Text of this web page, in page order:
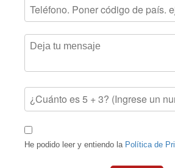
He podido leer y entiendo la Política de